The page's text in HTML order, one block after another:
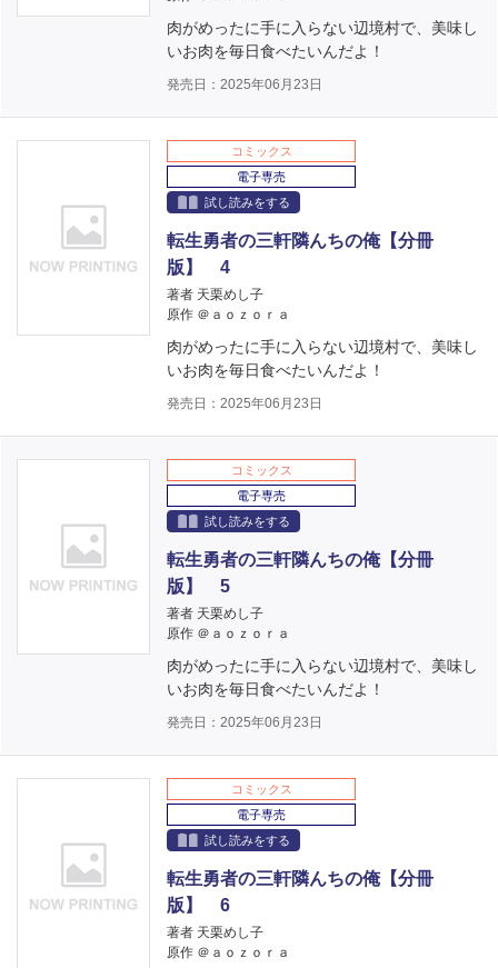
肉がめったに手に入らない辺境村で、美味し
いお肉を毎日食べたいんだよ！
発売日：2025年06月23日
コミックス
電子専売
試し読みをする
転生勇者の三軒隣んちの俺【分冊
版】 4
著者 天栗めし子
原作 ＠ａｏｚｏｒａ
肉がめったに手に入らない辺境村で、美味し
いお肉を毎日食べたいんだよ！
発売日：2025年06月23日
コミックス
電子専売
試し読みをする
転生勇者の三軒隣んちの俺【分冊
版】 5
著者 天栗めし子
原作 ＠ａｏｚｏｒａ
肉がめったに手に入らない辺境村で、美味し
いお肉を毎日食べたいんだよ！
発売日：2025年06月23日
コミックス
電子専売
試し読みをする
転生勇者の三軒隣んちの俺【分冊
版】 6
著者 天栗めし子
原作 ＠ａｏｚｏｒａ